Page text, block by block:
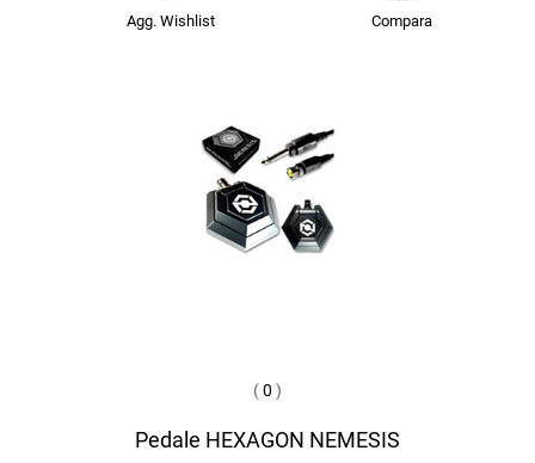
Agg. Wishlist Compara
(0 )
Pedale HEXAGON NEMESIS